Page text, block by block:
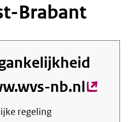
Brabant
nb.nl
regeling